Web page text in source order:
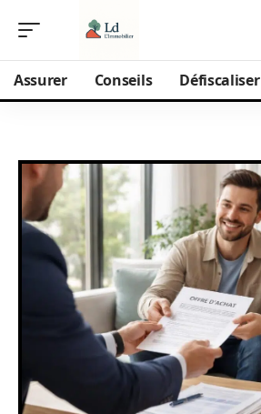
Assurer Conseils Défiscaliser